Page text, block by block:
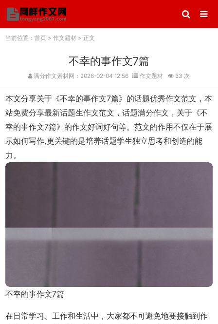
当前位置： 首页> 作文题材 > 正文
不幸的事作文7篇
满分作文素材网：2026-02-04 12:56 作文题材 53 次
本文分享关于《不幸的事作文7篇》的话题优秀作文范文，本
站免费分享最新话题生作文范文，话题满分作文，关于《不
幸的事作文7篇》的作文好词好句等。范文的作用不仅在于展
示如何写作,更关键的是培养话题学生独立思考和创造的能
力。
不幸的事作文7篇
在日常学习、工作和生活中，大家都不可避免地要接触到作